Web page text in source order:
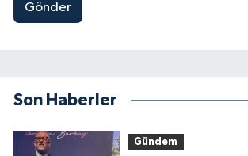
Gönder
Son Haberler
Gündem